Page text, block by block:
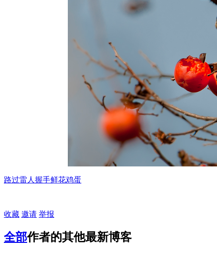
路过雷人 握手鲜花鸡蛋
收藏 邀请 举报
全部作者的其他最新博客